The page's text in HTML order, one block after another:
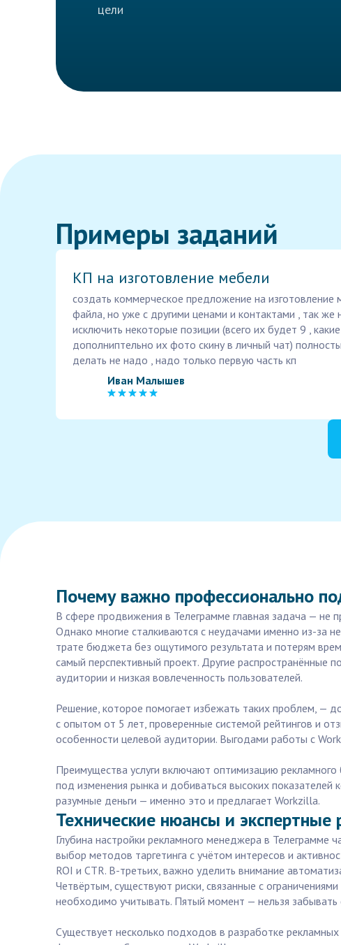
цели
Примеры заданий
КП на изготовление мебели
создать коммерческое предложение на изготовление
файла, но уже с другими ценами и контактами , так же
исключить некоторые позиции (всего их будет 9 ,
дополниптельно их фото скину в личный чат)
делать не надо , надо только первую часть кп
Иван Малышев
Почему важно профессионально
В сфере продвижения в Телеграмме главная задача — не
Однако многие сталкиваются с неудачами именно из-за
трате бюджета без ощутимого результата и потерям
самый перспективный проект. Другие
аудитории и низкая вовлеченность пользователей.
Решение, которое помогает избежать таких проблем, —
с опытом от 5 лет, проверенные системой рейтингов и
особенности целевой аудитории. Выгодами работы с
Преимущества услуги включают оптимизацию
под изменения рынка и добиваться высоких
разумные деньги — именно это и предлагает Workzilla.
Технические нюансы и
Глубина настройки рекламного менеджера в Телеграмме
выбор методов таргетинга с учётом интересов и
ROI и CTR. В-третьих, важно уделить внимание
Четвёртым, существуют риски, связанные с
необходимо учитывать. Пятый момент — нельзя
Существует несколько подходов в разработке